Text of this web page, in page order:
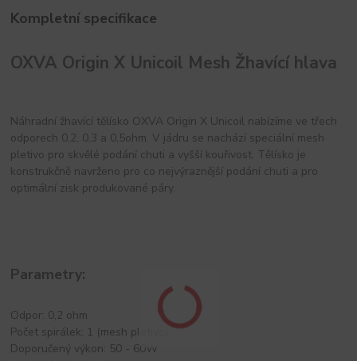
Kompletní specifikace
OXVA Origin X Unicoil Mesh Žhavící hlava
Náhradní žhavící tělísko OXVA Origin X Unicoil nabízíme ve třech
odporech 0,2, 0,3 a 0,5ohm. V jádru se nachází speciální mesh
pletivo pro skvělé podání chuti a vyšší kouřivost. Tělísko je
konstrukčně navrženo pro co nejvýraznější podání chuti a pro
optimální zisk produkované páry.
Parametry:
Odpor: 0,2 ohm
Počet spirálek: 1 (mesh pletivo)
Doporučený výkon: 50 - 60W